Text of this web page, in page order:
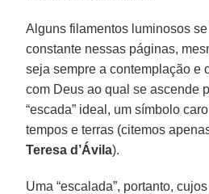
Alguns filamentos luminosos
constante nessas páginas,
seja sempre a contemplação e
com Deus ao qual se ascende
“escada” ideal, um símbolo
tempos e terras (citemos
Teresa d’Ávila).
Uma “escalada”, portanto,